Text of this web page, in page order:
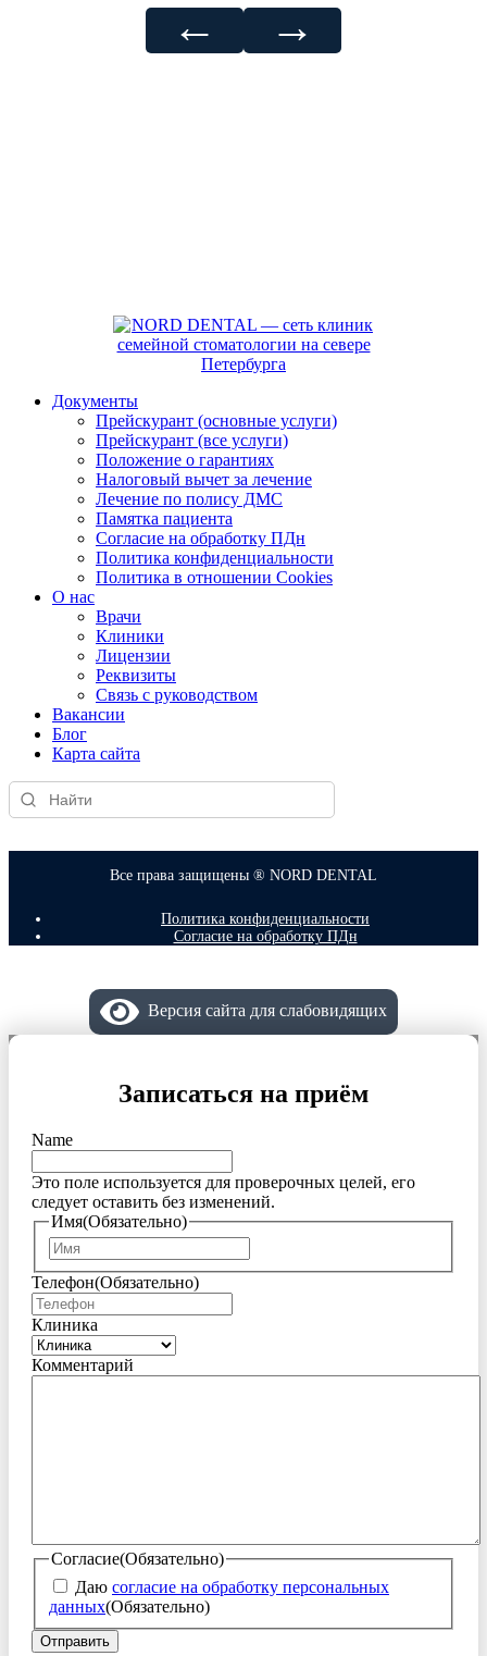
← →
Документы
Прейскурант (основные услуги)
Прейскурант (все услуги)
Положение о гарантиях
Налоговый вычет за лечение
Лечение по полису ДМС
Памятка пациента
Согласие на обработку ПДн
Политика конфиденциальности
Политика в отношении Cookies
О нас
Врачи
Клиники
Лицензии
Реквизиты
Связь с руководством
Вакансии
Блог
Карта сайта
Все права защищены ® NORD DENTAL
Политика конфиденциальности
Согласие на обработку ПДн
Версия сайта для слабовидящих
Записаться на приём
Name
Это поле используется для проверочных целей, его
следует оставить без изменений.
Имя(Обязательно)
Телефон(Обязательно)
Клиника
Комментарий
Согласие(Обязательно)
Даю согласие на обработку персональных
данных(Обязательно)